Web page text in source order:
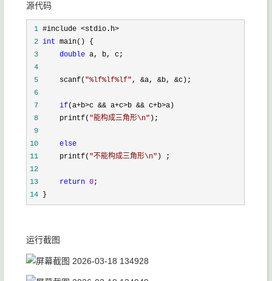
源代码
1
2 int
3
double
4
5
     scanf(
"%lf%lf%lf", &a, &b, &
6
7
if(a+b>c && a+c>b && c+b>
8
     printf(
"能构成三角形\n"
9
10
else
11
     printf(
"不能构成三角形\n"
12
13
return 0
14 }
运行截图